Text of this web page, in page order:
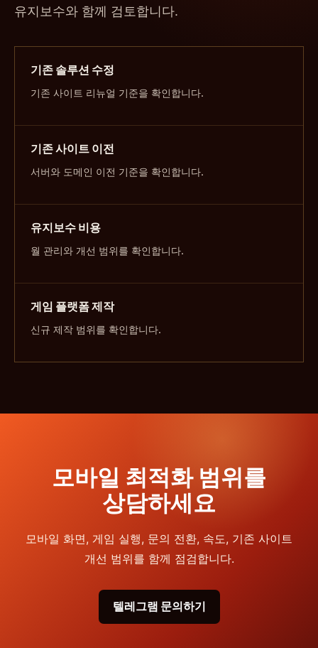
유지보수와 함께 검토합니다.
기존 솔루션 수정
기존 사이트 리뉴얼 기준을 확인합니다.
기존 사이트 이전
서버와 도메인 이전 기준을 확인합니다.
유지보수 비용
월 관리와 개선 범위를 확인합니다.
게임 플랫폼 제작
신규 제작 범위를 확인합니다.
모바일 최적화 범위를
상담하세요
모바일 화면, 게임 실행, 문의 전환, 속도, 기존 사이트
개선 범위를 함께 점검합니다.
텔레그램 문의하기